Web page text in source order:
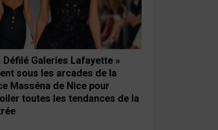
Défilé Galeries Lafayette »
sous les arcades de la
Masséna de Nice pour
toutes les tendances de la